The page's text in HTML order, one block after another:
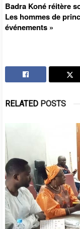
Badra Koné réitère
Les hommes de
événements »
RELATED POSTS